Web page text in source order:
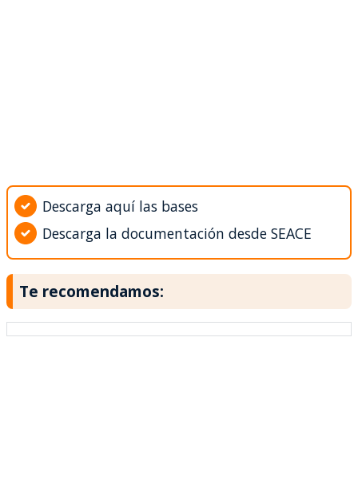
Descarga aquí las bases
Descarga la documentación desde SEACE
Te recomendamos: